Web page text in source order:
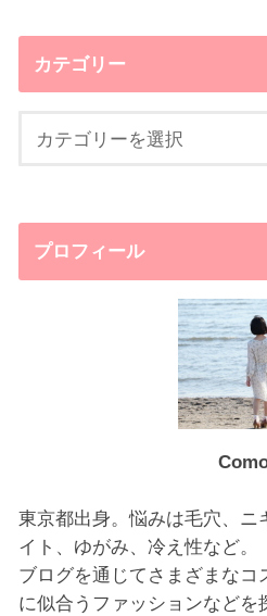
カテゴリー
プロフィール
東京都出身。悩みは毛穴、ニ
イト、ゆがみ、冷え性など。
ブログを通じてさまざまなコ
に似合うファッションなどを